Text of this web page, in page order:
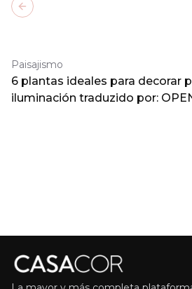
Paisajismo
6 plantas ideales para decorar
iluminación traduzido por:
Previous slide